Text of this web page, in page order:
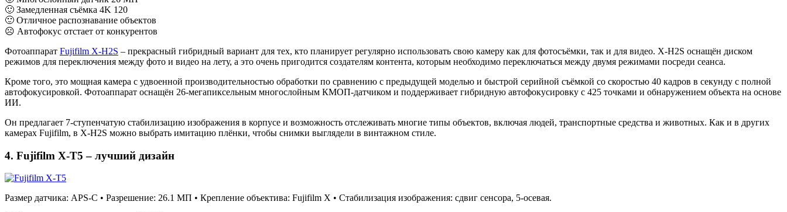
🙂 Замедленная съёмка 4K 120
🙂 Отличное распознавание объектов
☹ Автофокус отстает от конкурентов
Фотоаппарат Fujifilm X-H2S – прекрасный гибридный вариант для тех, кто планирует регулярно использовать свою камеру как для фотосъёмки, так и для видео. X-H2S оснащён диском
режимов для переключения между фото и видео на лету, а это очень пригодится создателям контента, которым необходимо переключаться между двумя режимами посреди сеанса.
Кроме того, это мощная камера с удвоенной производительностью обработки по сравнению с предыдущей моделью и быстрой серийной съёмкой со скоростью 40 кадров в секунду с полной
автофокусировкой. Фотоаппарат оснащён 26-мегапиксельным многослойным КМОП-датчиком и поддерживает гибридную автофокусировку с 425 точками и обнаружением объекта на основе
ИИ.
Он предлагает 7-ступенчатую стабилизацию изображения в корпусе и возможность отслеживать многие типы объектов, включая людей, транспортные средства и животных. Как и в других
камерах Fujifilm, в X-H2S можно выбрать имитацию плёнки, чтобы снимки выглядели в винтажном стиле.
4. Fujifilm X-T5 – лучший дизайн
Размер датчика: APS-C • Разрешение: 26.1 МП • Крепление объектива: Fujifilm X • Стабилизация изображения: сдвиг сенсора, 5-осевая.